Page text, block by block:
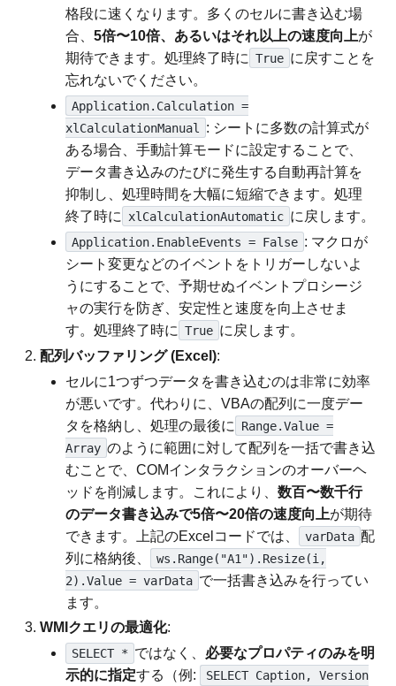
格段に速くなります。多くのセルに書き込む場
合、5倍〜10倍、あるいはそれ以上の速度向上が
期待できます。処理終了時に True に戻すことを
忘れないでください。
Application.Calculation =
xlCalculationManual
: シートに多数の計算式が
ある場合、手動計算モードに設定することで、
データ書き込みのたびに発生する自動再計算を
抑制し、処理時間を大幅に短縮できます。処理
終了時に
xlCalculationAutomatic に戻します。
Application.EnableEvents = False : マクロが
シート変更などのイベントをトリガーしないよ
うにすることで、予期せぬイベントプロシージ
ャの実行を防ぎ、安定性と速度を向上させま
す。処理終了時に True に戻します。
配列バッファリング (Excel):
セルに1つずつデータを書き込むのは非常に効率
が悪いです。代わりに、VBAの配列に一度デー
タを格納し、処理の最後に
Range.Value =
Array のように範囲に対して配列を一括で書き込
むことで、COMインタラクションのオーバーヘ
ッドを削減します。これにより、数百〜数千行
のデータ書き込みで5倍〜20倍の速度向上が期待
できます。上記のExcelコードでは、
varData 配
列に格納後、
ws.Range("A1").Resize(i,
2).Value = varData で一括書き込みを行ってい
ます。
WMIクエリの最適化:
SELECT * ではなく、 必要なプロパティのみを明
示的に指定する（例:
SELECT Caption, Version